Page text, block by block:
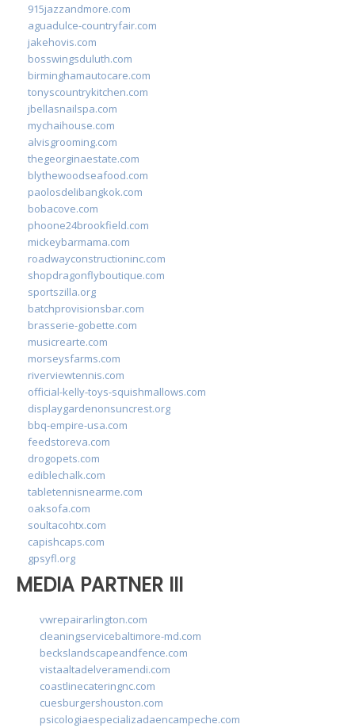
915jazzandmore.com
aguadulce-countryfair.com
jakehovis.com
bosswingsduluth.com
birminghamautocare.com
tonyscountrykitchen.com
jbellasnailspa.com
mychaihouse.com
alvisgrooming.com
thegeorginaestate.com
blythewoodseafood.com
paolosdelibangkok.com
bobacove.com
phoone24brookfield.com
mickeybarmama.com
roadwayconstructioninc.com
shopdragonflyboutique.com
sportszilla.org
batchprovisionsbar.com
brasserie-gobette.com
musicrearte.com
morseysfarms.com
riverviewtennis.com
official-kelly-toys-squishmallows.com
displaygardenonsuncrest.org
bbq-empire-usa.com
feedstoreva.com
drogopets.com
ediblechalk.com
tabletennisnearme.com
oaksofa.com
soultacohtx.com
capishcaps.com
gpsyfl.org
MEDIA PARTNER III
vwrepairarlington.com
cleaningservicebaltimore-md.com
beckslandscapeandfence.com
vistaaltadelveramendi.com
coastlinecateringnc.com
cuesburgershouston.com
psicologiaespecializadaencampeche.com